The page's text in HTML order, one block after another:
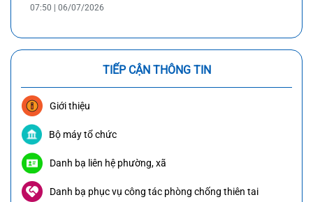
07:50 | 06/07/2026
TIẾP CẬN THÔNG TIN
Giới thiệu
Bộ máy tổ chức
Danh bạ liên hệ phường, xã
Danh bạ phục vụ công tác phòng chống thiên tai